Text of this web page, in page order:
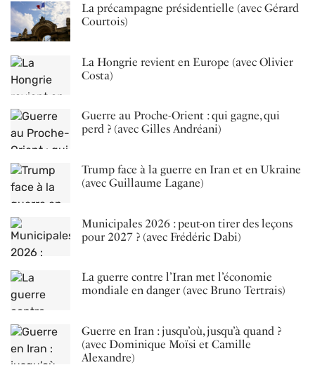
La précampagne présidentielle (avec Gérard
Courtois)
La Hongrie revient en Europe (avec Olivier
Costa)
Guerre au Proche-Orient : qui gagne, qui
perd ? (avec Gilles Andréani)
Trump face à la guerre en Iran et en Ukraine
(avec Guillaume Lagane)
Municipales 2026 : peut-on tirer des leçons
pour 2027 ? (avec Frédéric Dabi)
La guerre contre l’Iran met l’économie
mondiale en danger (avec Bruno Tertrais)
Guerre en Iran : jusqu’où, jusqu’à quand ?
(avec Dominique Moïsi et Camille
Alexandre)